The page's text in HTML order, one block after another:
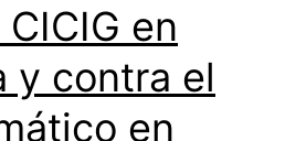
en
y contra el
en